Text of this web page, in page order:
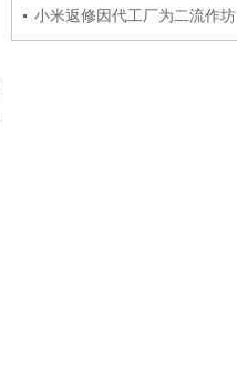
小米返修因代工厂为二流作坊